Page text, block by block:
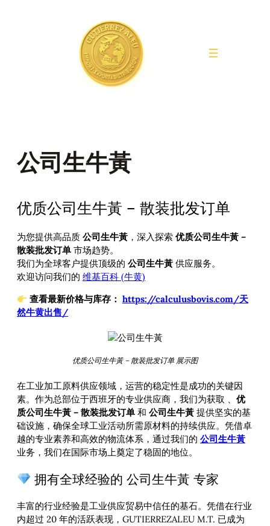
公司生牛黃
优质公司生牛黃 – 散装批发订单
为您提供高品质 公司生牛黃 ，深入探索 优质公司生牛黃 –
散装批发订单 市场趋势。
我们为全球客户提供顶级的 公司生牛黃 供应服务。
欢迎访问我们的 维基百科 (牛黄)
查看最新价格与库存： https://calculusbovis.com/天
然牛黄出售/
优质公司生牛黃 – 散装批发订单 展示图
在工业加工原料供应领域，运营的稳定性是成功的关键因
素。作为总部位于西班牙的专业供应商，我们为获取 、 优
质公司生牛黃 – 散装批发订单 和 公司生牛黃 提供坚实的基
础设施，确保全球工业活动所需原材料的持续供应。凭借卓
越的专业素养和高效的物流体系，通过我们的 公司生牛黃
业务，我们在国际市场上奠定了稳固的地位。
拥有全球经验的 公司生牛黃 专家
丰富的行业经验是工业供应贸易中信任的基石。凭借在行业
内超过 20 年的活跃表现，GUTIERREZALEU M.T. 已成为